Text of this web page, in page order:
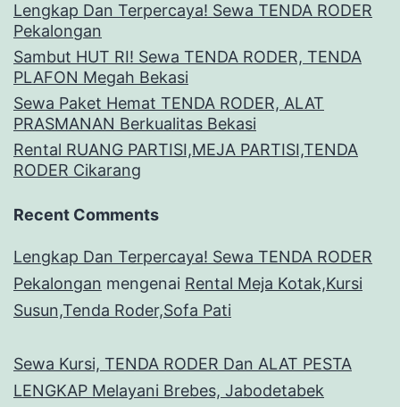
Lengkap Dan Terpercaya! Sewa TENDA RODER
Pekalongan
Sambut HUT RI! Sewa TENDA RODER, TENDA
PLAFON Megah Bekasi
Sewa Paket Hemat TENDA RODER, ALAT
PRASMANAN Berkualitas Bekasi
Rental RUANG PARTISI,MEJA PARTISI,TENDA
RODER Cikarang
Recent Comments
Lengkap Dan Terpercaya! Sewa TENDA RODER
Pekalongan mengenai Rental Meja Kotak,Kursi
Susun,Tenda Roder,Sofa Pati
Sewa Kursi, TENDA RODER Dan ALAT PESTA
LENGKAP Melayani Brebes, Jabodetabek